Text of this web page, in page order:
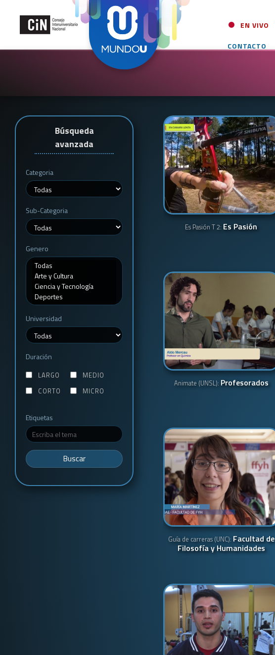
EN VIVO
CONTACTO
Es Pasión T 2: Es Pasión
Animate (UNSL): Profesorados
Guía de carreras (UNC): Facultad de
Filosofía y Humanidades
Búsqueda
avanzada
Categoria
Sub-Categoria
Genero
Universidad
Duración
LARGO
MEDIO
CORTO
MICRO
Etiquetas
Buscar